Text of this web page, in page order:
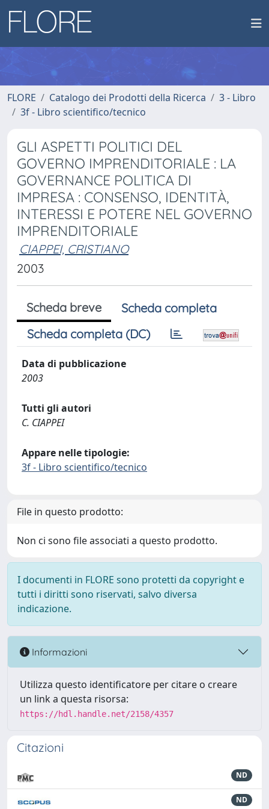
FLORE Catalogo dei Prodotti della Ricerca
3 - Libro
3f - Libro scientifico/tecnico
GLI ASPETTI POLITICI DEL
GOVERNO IMPRENDITORIALE : LA
GOVERNANCE POLITICA DI
IMPRESA : CONSENSO, IDENTITÀ,
INTERESSI E POTERE NEL GOVERNO
IMPRENDITORIALE
CIAPPEI, CRISTIANO
2003
Scheda breve
Scheda completa
Scheda completa (DC)
Data di pubblicazione
2003
Tutti gli autori
C. CIAPPEI
Appare nelle tipologie:
3f - Libro scientifico/tecnico
File in questo prodotto:
Non ci sono file associati a questo prodotto.
I documenti in FLORE sono protetti da copyright e
tutti i diritti sono riservati, salvo diversa
indicazione.
Informazioni
Utilizza questo identificatore per citare o creare
un link a questa risorsa:
https://hdl.handle.net/2158/4357
Citazioni
ND
ND